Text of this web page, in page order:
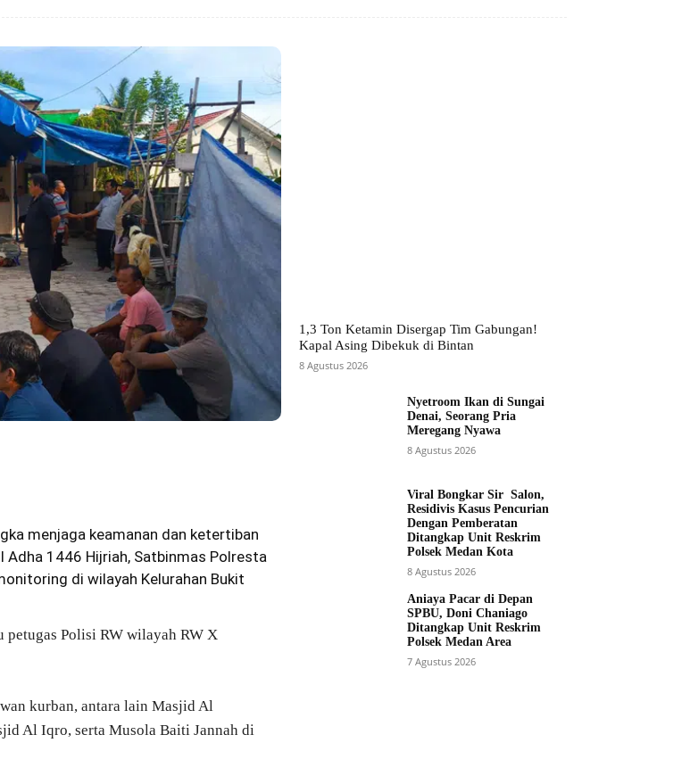
menjaga keamanan dan ketertiban
Adha 1446 Hijriah, Satbinmas Polresta
di wilayah Kelurahan Bukit
Polisi RW wilayah RW X
kurban, antara lain Masjid Al
Al Iqro, serta Musola Baiti Jannah di
1,3 Ton Ketamin Disergap Tim Gabungan!
Kapal Asing Dibekuk di Bintan
8 Agustus 2026
Nyetroom Ikan di Sungai
Denai, Seorang Pria
Meregang Nyawa
8 Agustus 2026
Viral Bongkar Sir Salon,
Residivis Kasus Pencurian
Dengan Pemberatan
Ditangkap Unit Reskrim
Polsek Medan Kota
8 Agustus 2026
Aniaya Pacar di Depan
SPBU, Doni Chaniago
Ditangkap Unit Reskrim
Polsek Medan Area
7 Agustus 2026